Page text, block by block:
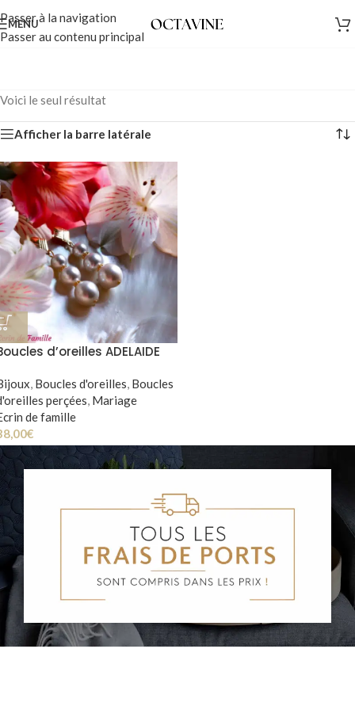
Passer à la navigation
Passer au contenu principal
MENU
Voici le seul résultat
Afficher la barre latérale
d’oreilles ADELAIDE
, Boucles d'oreilles, Boucles
perçées, Mariage
de famille
€